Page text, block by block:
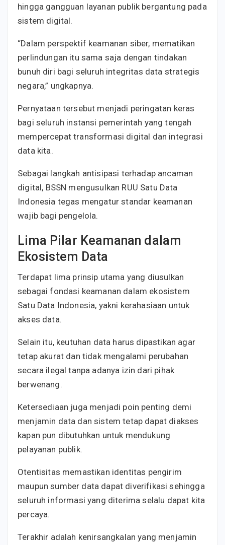
hingga gangguan layanan publik bergantung pada
sistem digital.
“Dalam perspektif keamanan siber, mematikan
perlindungan itu sama saja dengan tindakan
bunuh diri bagi seluruh integritas data strategis
negara,” ungkapnya.
Pernyataan tersebut menjadi peringatan keras
bagi seluruh instansi pemerintah yang tengah
mempercepat transformasi digital dan integrasi
data kita.
Sebagai langkah antisipasi terhadap ancaman
digital, BSSN mengusulkan RUU Satu Data
Indonesia tegas mengatur standar keamanan
wajib bagi pengelola.
Lima Pilar Keamanan dalam
Ekosistem Data
Terdapat lima prinsip utama yang diusulkan
sebagai fondasi keamanan dalam ekosistem
Satu Data Indonesia, yakni kerahasiaan untuk
akses data.
Selain itu, keutuhan data harus dipastikan agar
tetap akurat dan tidak mengalami perubahan
secara ilegal tanpa adanya izin dari pihak
berwenang.
Ketersediaan juga menjadi poin penting demi
menjamin data dan sistem tetap dapat diakses
kapan pun dibutuhkan untuk mendukung
pelayanan publik.
Otentisitas memastikan identitas pengirim
maupun sumber data dapat diverifikasi sehingga
seluruh informasi yang diterima selalu dapat kita
percaya.
Terakhir adalah kenirsangkalan yang menjamin